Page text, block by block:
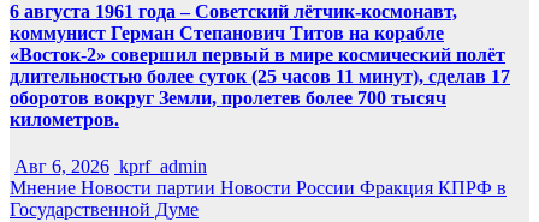
6 августа 1961 года – Советский лётчик-космонавт,
коммунист Герман Степанович Титов на корабле
«Восток-2» совершил первый в мире космический полёт
длительностью более суток (25 часов 11 минут), сделав 17
оборотов вокруг Земли, пролетев более 700 тысяч
километров.
Авг 6, 2026 kprf_admin
Мнение Новости партии Новости России Фракция КПРФ в
Государственной Думе